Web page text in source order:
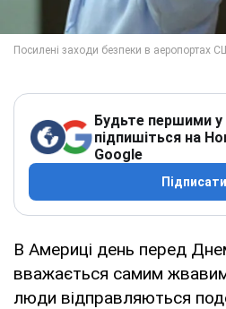
Будьте першими у
підпишіться на
Google
В Америці день перед
вважається самим
люди відправляються